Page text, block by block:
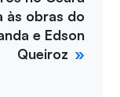
às obras do
e Edson
Queiroz